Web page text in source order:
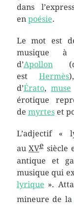
dans
en poésie.
Le mot est
musique
d’Apollon
estHermès
d’Érato,muse
érotique
de myrteset
L’adjectif «
auXVe siècle
antique et
musique qui
lyrique ».
mineure de la